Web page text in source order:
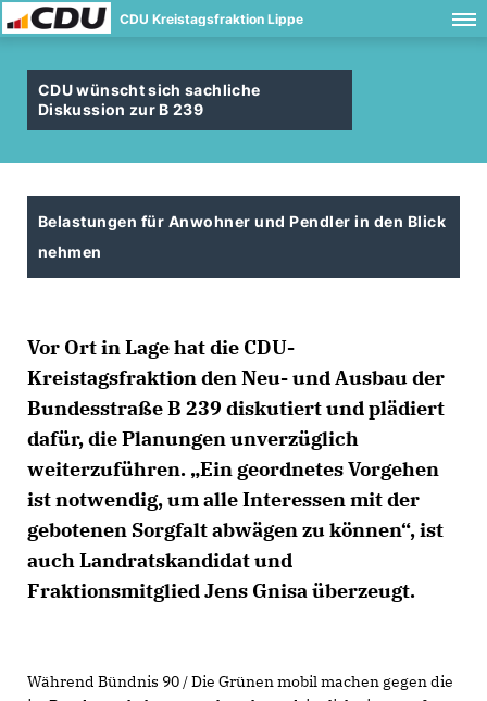
CDU Kreistagsfraktion Lippe
CDU wünscht sich sachliche
Diskussion zur B 239
Belastungen für Anwohner und Pendler in den Blick
nehmen
Vor Ort in Lage hat die CDU-
Kreistagsfraktion den Neu- und Ausbau der
Bundesstraße B 239 diskutiert und plädiert
dafür, die Planungen unverzüglich
weiterzuführen. „Ein geordnetes Vorgehen
ist notwendig, um alle Interessen mit der
gebotenen Sorgfalt abwägen zu können“, ist
auch Landratskandidat und
Fraktionsmitglied Jens Gnisa überzeugt.
Während Bündnis 90 / Die Grünen mobil machen gegen die